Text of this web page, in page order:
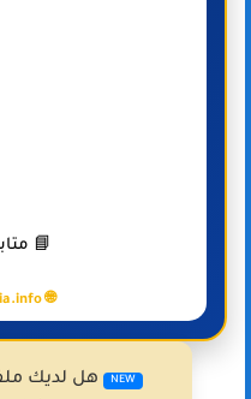
📘
🌐 www.ataalimia.info
NEW
هل لديك